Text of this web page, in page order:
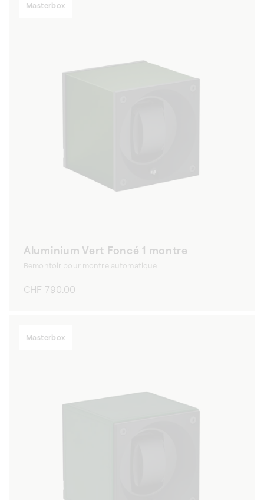
Masterbox
Aluminium Vert Foncé 1 montre
Remontoir pour montre automatique
Prix
CHF 790.00
Masterbox